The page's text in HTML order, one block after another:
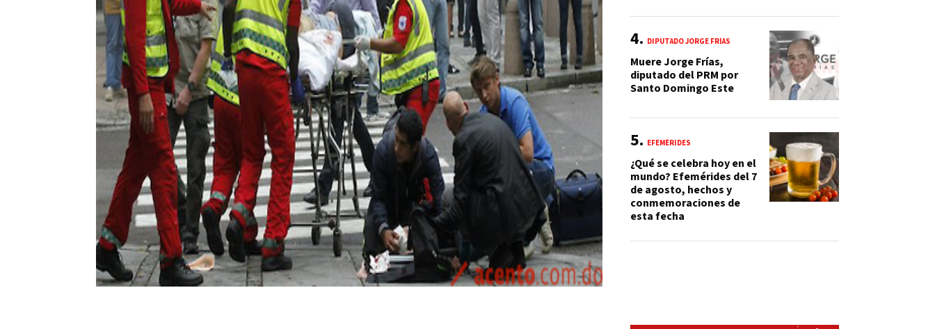
DIPUTADO JORGE FRÍAS
Muere Jorge Frías,
diputado del PRM por
Santo Domingo Este
EFEMÉRIDES
¿Qué se celebra hoy en el
mundo? Efemérides del 7
de agosto, hechos y
conmemoraciones de
esta fecha